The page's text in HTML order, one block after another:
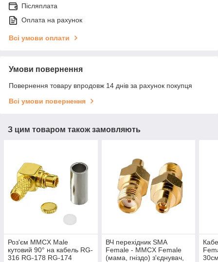
Післяплата
Оплата на рахунок
Всі умови оплати
Умови повернення
Повернення товару впродовж 14 днів за рахунок покупця
Всі умови повернення
З цим товаром також замовляють
Роз'єм MMCX Male
кутовий 90° на кабель RG-
316 RG-178 RG-174
ВЧ перехідник SMA
Female - MMCX Female
(мама, гніздо) з'єднувач,